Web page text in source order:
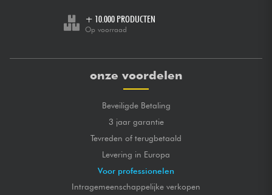
+ 10.000 PRODUCTEN
Op voorraad
onze voordelen
Beveiligde Betaling
3 jaar garantie
Tevreden of terugbetaald
Levering in Europa
Voor professionelen
Intragemeenschappelijke verkopen